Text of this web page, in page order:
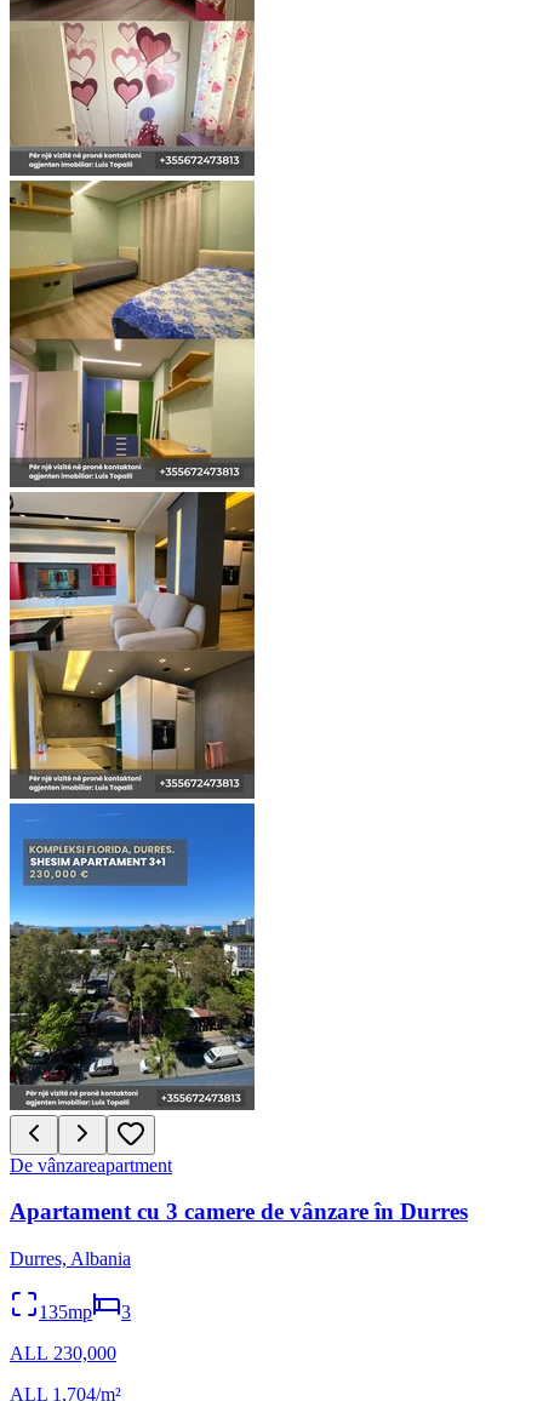
De vânzareapartment
Apartament cu 3 camere de vânzare în Durres
Durres, Albania
135mp
3
ALL 230,000
ALL 1,704/m²